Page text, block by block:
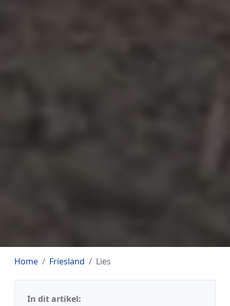
Home Friesland Lies
In dit artikel: